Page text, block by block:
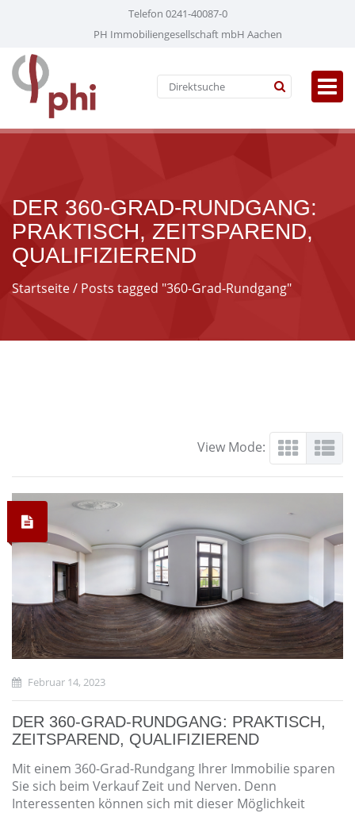
Telefon 0241-40087-0
PH Immobiliengesellschaft mbH Aachen
DER 360-GRAD-RUNDGANG:
PRAKTISCH, ZEITSPAREND,
QUALIFIZIEREND
Startseite/ Posts tagged "360-Grad-Rundgang"
View Mode:
Februar 14, 2023
DER 360-GRAD-RUNDGANG: PRAKTISCH,
ZEITSPAREND, QUALIFIZIEREND
Mit einem 360-Grad-Rundgang Ihrer Immobilie sparen
Sie sich beim Verkauf Zeit und Nerven. Denn
Interessenten können sich mit dieser Möglichkeit